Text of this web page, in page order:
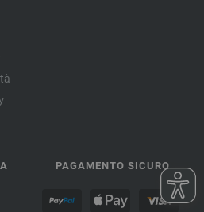
PAGAMENTO SICURO